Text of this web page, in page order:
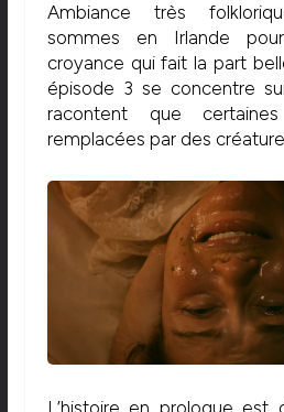
Ambiance très
sommes en Irlande
croyance qui fait la part
épisode 3 se concentre
racontent que
remplacées par des
L’histoire en prologue est